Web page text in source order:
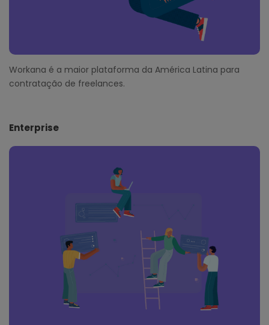
Workana é a maior plataforma da América Latina para
contratação de freelances.
Enterprise